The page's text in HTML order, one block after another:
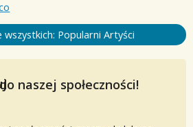
wszystkich: Popularni Artyści
naszej społeczności!